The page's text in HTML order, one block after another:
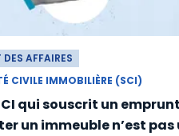
DES AFFAIRES
CIVILE IMMOBILIÈRE (SCI)
qui souscrit un
un immeuble n’est pas